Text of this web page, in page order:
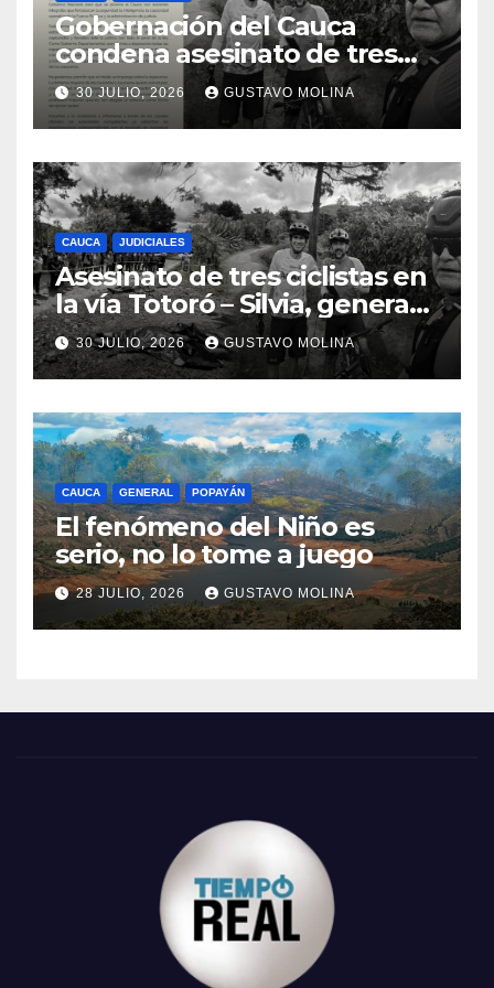
Gobernación del Cauca
condena asesinato de tres
ciudadanos y exige medidas
urgentes al Gobierno
Nacional
30 JULIO, 2026 GUSTAVO MOLINA
CAUCA JUDICIALES
Asesinato de tres ciclistas en
la vía Totoró – Silvia, genera
consternación en el Cauca
30 JULIO, 2026 GUSTAVO MOLINA
CAUCA GENERAL POPAYÁN
El fenómeno del Niño es
serio, no lo tome a juego
28 JULIO, 2026 GUSTAVO MOLINA